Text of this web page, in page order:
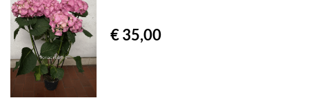
€ 35,00